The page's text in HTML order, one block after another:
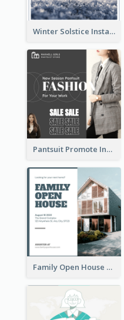
Winter Solstice Instagram Post
Pantsuit Promote Instagram Post
Family Open House Registration Instagram Post